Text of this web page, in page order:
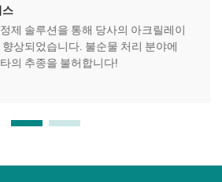
스
제 솔루션을 통해 당사의 아크릴레이
상되었습니다. 불순물 처리 분야에
의 추종을 불허합니다!